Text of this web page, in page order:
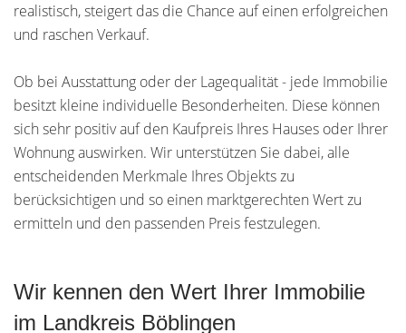
realistisch, steigert das die Chance auf einen erfolgreichen
und raschen Verkauf.
Ob bei Ausstattung oder der Lagequalität - jede Immobilie
besitzt kleine individuelle Besonderheiten. Diese können
sich sehr positiv auf den Kaufpreis Ihres Hauses oder Ihrer
Wohnung auswirken. Wir unterstützen Sie dabei, alle
entscheidenden Merkmale Ihres Objekts zu
berücksichtigen und so einen marktgerechten Wert zu
ermitteln und den passenden Preis festzulegen.
Wir kennen den Wert Ihrer Immobilie
im Landkreis Böblingen